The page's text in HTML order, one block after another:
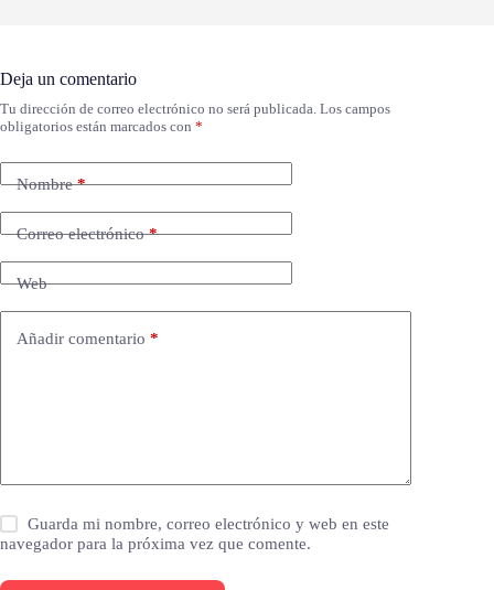
Deja un comentario
Tu dirección de correo electrónico no será publicada. Los campos
obligatorios están marcados con *
Nombre*
Correo electrónico*
Web
Añadir comentario *
Guarda mi nombre, correo electrónico y web en este
navegador para la próxima vez que comente.